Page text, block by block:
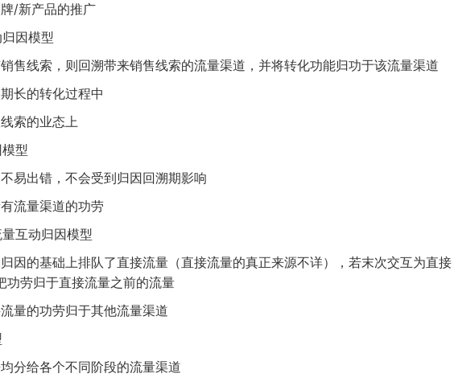
/新产品的推广
因模型
售线索，则回溯带来销售线索的流量渠道，并将转化功能归功于该流量渠道
长的转化过程中
索的业态上
型
易出错，不会受到归因回溯期影响
流量渠道的功劳
互动归因模型
因的基础上排队了直接流量（直接流量的真正来源不详），若末次交互为直接
功劳归于直接流量之前的流量
量的功劳归于其他流量渠道
分给各个不同阶段的流量渠道